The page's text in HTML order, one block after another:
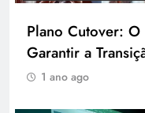
Plano Cutover:
Garantir a
1 ano ago